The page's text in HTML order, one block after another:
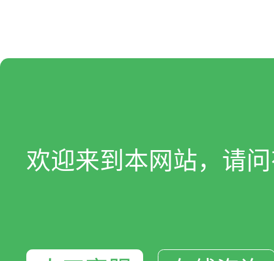
欢迎来到本网站，请